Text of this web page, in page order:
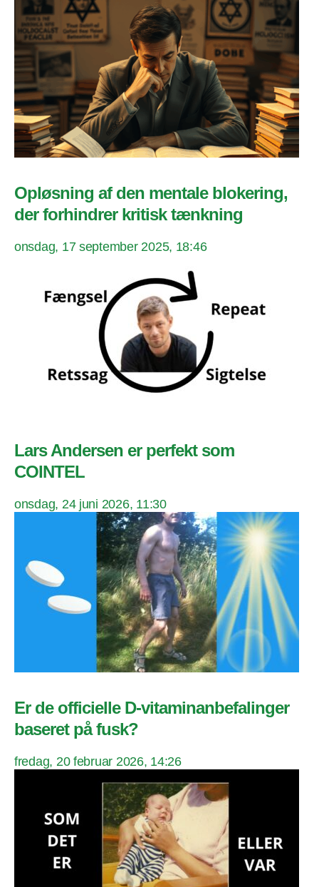
Opløsning af den mentale blokering,
der forhindrer kritisk tænkning
onsdag, 17 september 2025, 18:46
Lars Andersen er perfekt som
COINTEL
onsdag, 24 juni 2026, 11:30
Er de officielle D-vitaminanbefalinger
baseret på fusk?
fredag, 20 februar 2026, 14:26